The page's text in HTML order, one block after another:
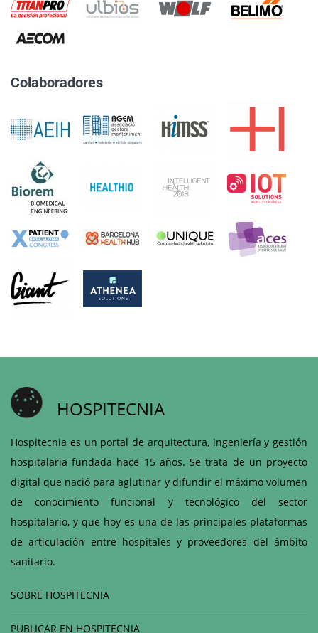
Colaboradores
HOSPITECNIA
Hospitecnia es un portal de arquitectura, ingeniería y gestión
hospitalaria fundada hace 15 años. Se trata de un proyecto
digital que nació para aglutinar y difundir el máximo volumen
de conocimiento funcional y tecnológico del sector
hospitalario, y que hoy es una de las principales plataformas
de articulación entre hospitales y proveedores del ámbito
sanitario.
SOBRE HOSPITECNIA
PUBLICAR EN HOSPITECNIA